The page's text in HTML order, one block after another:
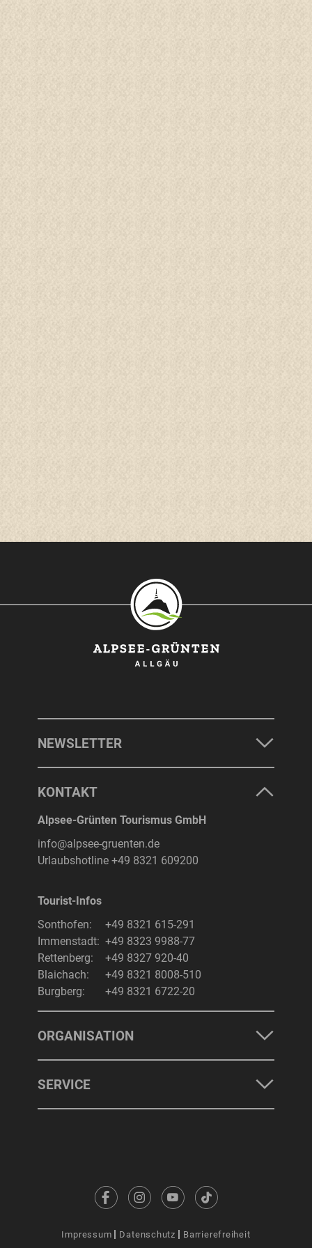
NEWSLETTER
KONTAKT
Alpsee-Grünten Tourismus GmbH
info@alpsee-gruenten.de
Urlaubshotline +49 8321 609200
Tourist-Infos
Sonthofen:
+49 8321 615-291
Immenstadt: +49 8323 9988-77
Rettenberg:
+49 8327 920-40
Blaichach:
+49 8321 8008-510
Burgberg:
+49 8321 6722-20
ORGANISATION
SERVICE
Impressum Datenschutz Barrierefreiheit